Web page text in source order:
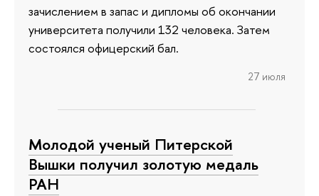
зачислением в запас и дипломы об окончании
университета получили 132 человека. Затем
состоялся офицерский бал.
27 июля
Молодой ученый Питерской
Вышки получил золотую медаль
РАН